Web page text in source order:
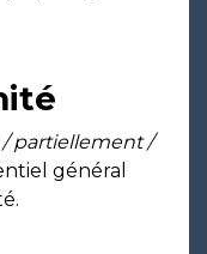
partiellement /
général